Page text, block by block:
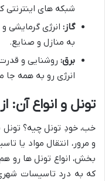
شبکه های
گاز: انرژی گرمایشی
به منازل و صنایع.
برق: روشنایی و
انرژی رو به همه جا
تونل و انواع آن:
خب، خودِ تونل چیه؟ تونل
و مرور، انتقال مواد یا
بخش، انواع تونل ها رو
که به درد تاسیسات